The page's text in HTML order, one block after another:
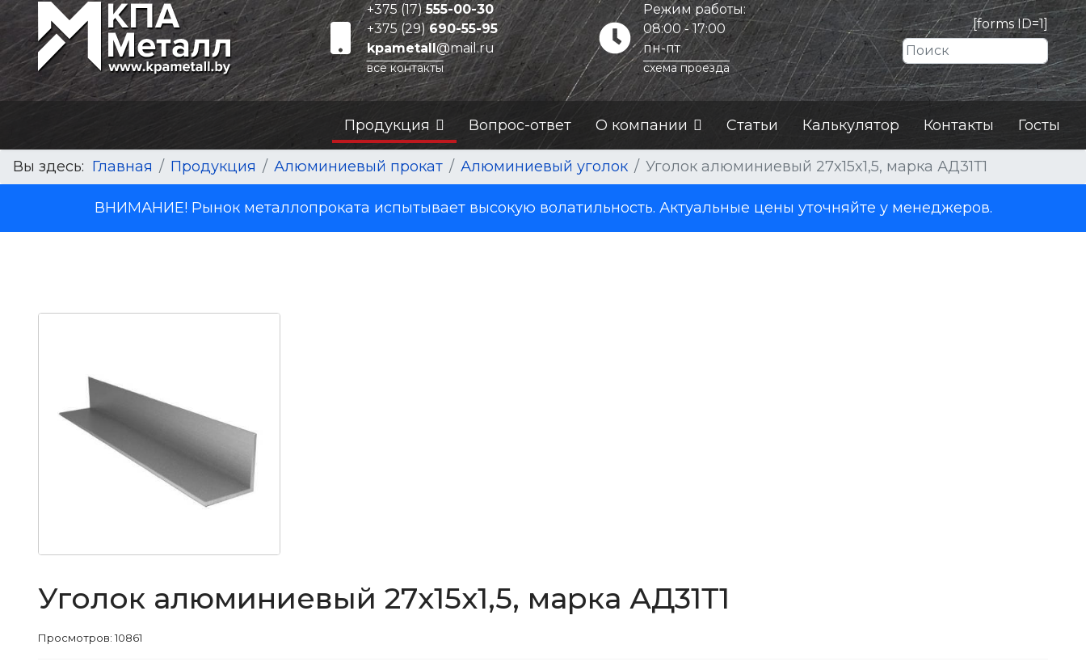
+375 (17)555-00-30
+375 (29)690-55-95
kpametall@mail.ru
все контакты
Режим работы:
08:00 - 17:00
пн-пт
схема проезда
[forms ID=1]
Продукция Вопрос-ответ О компании Статьи Калькулятор Контакты Госты
Вы здесь: Главная Продукция Алюминиевый прокат Алюминиевый уголок Уголок алюминиевый 27x15x1,5, марка АД31Т1
ВНИМАНИЕ! Рынок металлопроката испытывает высокую волатильность. Актуальные цены уточняйте у менеджеров.
Уголок алюминиевый 27x15x1,5, марка АД31Т1
Просмотров: 10861